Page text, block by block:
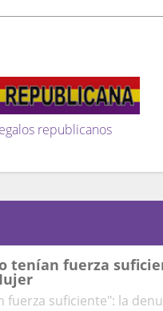
republicanos
tenían fuerza
suficiente": la